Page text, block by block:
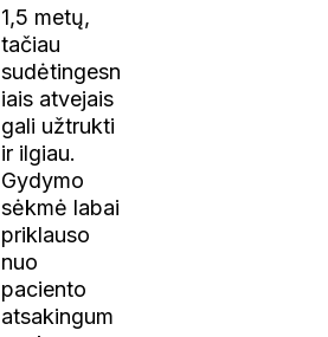
1,5 metų,
tačiau
sudėtingesn
iais atvejais
gali užtrukti
ir ilgiau.
Gydymo
sėkmė labai
priklauso
nuo
paciento
atsakingum